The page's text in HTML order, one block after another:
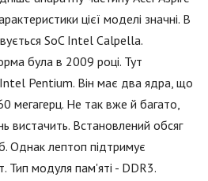
цієї моделі значні. В
SoC Intel Calpella.
була в 2009 році. Тут
Pentium. Він має два ядра, що
мегагерц. Не так вже й багато,
вистачить. Встановлений обсяг
Однак лептоп підтримує
Тип модуля пам'яті - DDR3.